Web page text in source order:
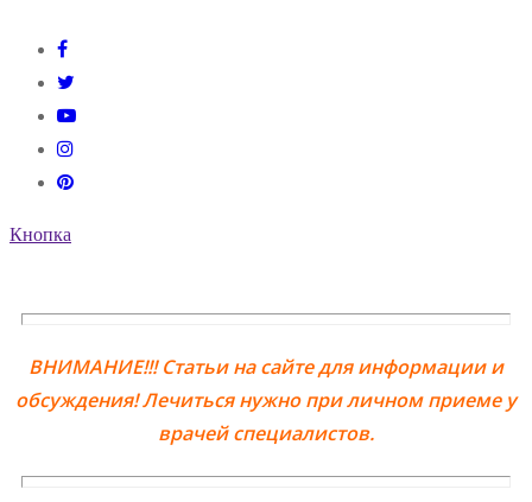
Кнопка
ВНИМАНИЕ!!! Статьи на сайте для информации и
обсуждения! Лечиться нужно при личном приеме у
врачей специалистов.